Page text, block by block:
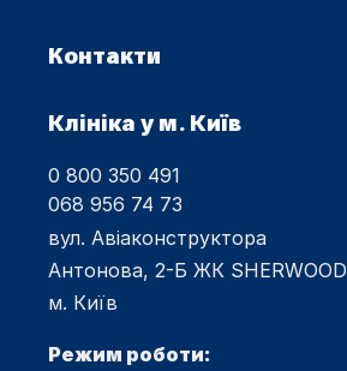
Контакти
Клініка у м. Київ
0 800 350 491
068 956 74 73
вул. Авіаконструктора
Антонова, 2-Б ЖК SHERWOOD
м. Київ
Режим роботи: